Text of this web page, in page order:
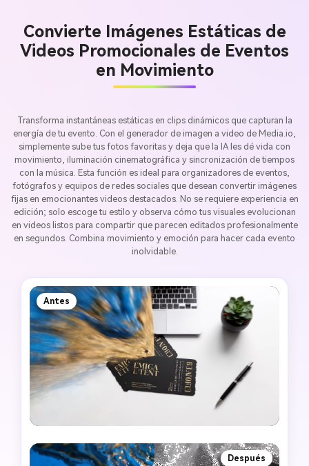
Convierte Imágenes Estáticas de
Videos Promocionales de Eventos
en Movimiento
Transforma instantáneas estáticas en clips dinámicos que capturan la
energía de tu evento. Con el generador de imagen a video de Media.io,
simplemente sube tus fotos favoritas y deja que la IA les dé vida con
movimiento, iluminación cinematográfica y sincronización de tiempos
con la música. Esta función es ideal para organizadores de eventos,
fotógrafos y equipos de redes sociales que desean convertir imágenes
fijas en emocionantes videos destacados. No se requiere experiencia en
edición; solo escoge tu estilo y observa cómo tus visuales evolucionan
en videos listos para compartir que parecen editados profesionalmente
en segundos. Combina movimiento y emoción para hacer cada evento
inolvidable.
Antes
Después